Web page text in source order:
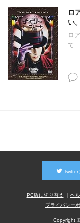
ロ
い。
ロ
て...
Twitter
PC版に切り替え ヘ
プライバシー
Copyright